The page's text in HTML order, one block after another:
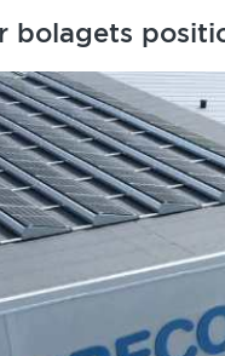
bolagets